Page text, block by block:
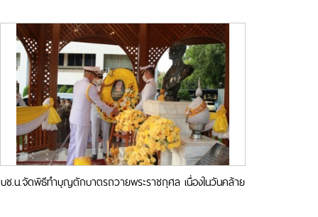
บช.น.จัดพิธีทำบุญตักบาตรถวายพระราชกุศล เนื่องในวันคล้าย